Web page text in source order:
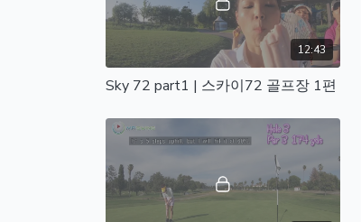
12:43
Sky 72 part1 | 스카이72 골프장 1편